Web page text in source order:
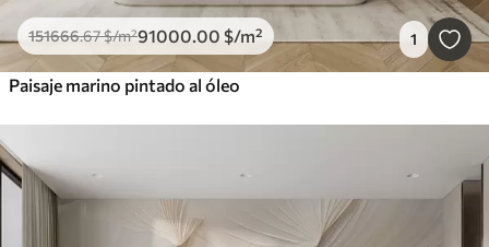
151666.67$/m²91000.00 $/m² 1
Paisaje marino pintado al óleo